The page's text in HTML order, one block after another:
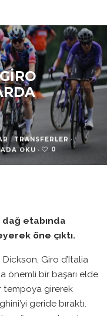
TRANSFERLER ·
OKU · 0
etabında
öne çıktı.
Giro d’Italia
önemli bir başarı elde
tempoya girerek
geride bıraktı.